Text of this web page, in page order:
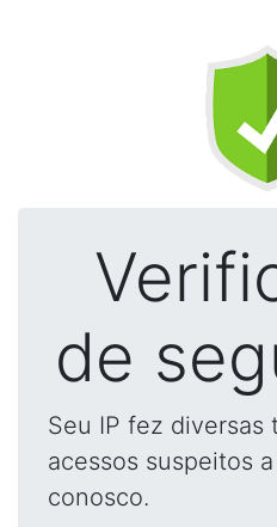
de
Seu IP fez diversas
acessos suspeitos
conosco.